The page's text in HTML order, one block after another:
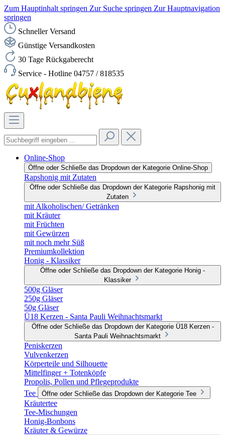
Zum Hauptinhalt springen Zur Suche springen Zur Hauptnavigation
springen
Schneller Versand
Günstige Versandkosten
30 Tage Rückgaberecht
Service - Hotline 04757 / 818535
Online-Shop
Öffne oder Schließe das Dropdown der Kategorie Online-Shop
Rapshonig mit Zutaten
Öffne oder Schließe das Dropdown der Kategorie Rapshonig mit
Zutaten
mit Alkoholischen/ Getränken
mit Kräuter
mit Früchten
mit Gewürzen
mit noch mehr Süß
Premiumkollektion
Honig - Klassiker
Öffne oder Schließe das Dropdown der Kategorie Honig -
Klassiker
500g Gläser
250g Gläser
50g Gläser
Ü18 Kerzen - Santa Pauli Weihnachtsmarkt
Öffne oder Schließe das Dropdown der Kategorie Ü18 Kerzen -
Santa Pauli Weihnachtsmarkt
Peniskerzen
Vulvenkerzen
Körperteile und Silhouette
Mittelfinger + Totenköpfe
Propolis, Pollen und Pflegeprodukte
Tee
Öffne oder Schließe das Dropdown der Kategorie Tee
Kräutertee
Tee-Mischungen
Honig-Bonbons
Kräuter & Gewürze